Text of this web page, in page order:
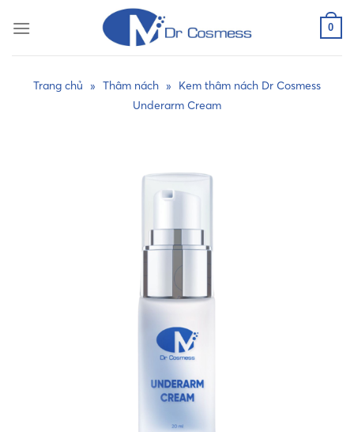
0
Trang chủ » Thâm nách »
Kem thâm nách Dr Cosmess
Underarm Cream